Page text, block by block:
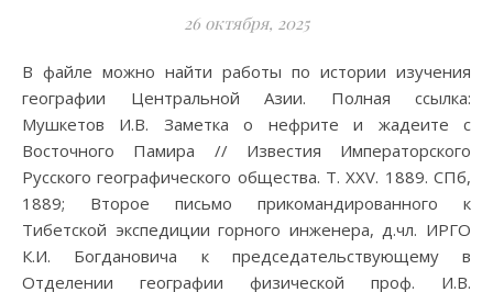
26 октября, 2025
В файле можно найти работы по истории изучения
географии Центральной Азии. Полная ссылка:
Мушкетов И.В. Заметка о нефрите и жадеите с
Восточного Памира // Известия Императорского
Русского географического общества. Т. XXV. 1889. СПб,
1889; Второе письмо прикомандированного к
Тибетской экспедиции горного инженера, д.чл. ИРГО
К.И. Богдановича к председательствующему в
Отделении географии физической проф. И.В.